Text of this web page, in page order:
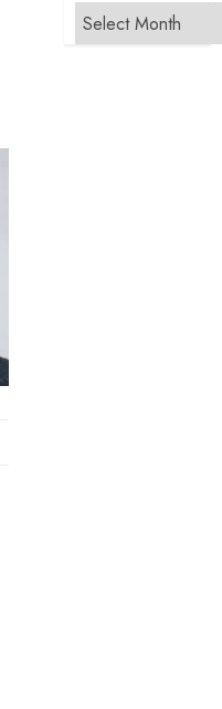
INDEKS